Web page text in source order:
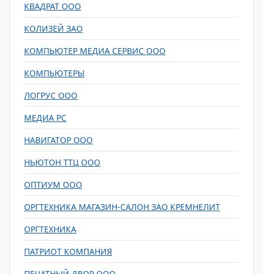
КВАДРАТ ООО
КОЛИЗЕЙ ЗАО
КОМПЬЮТЕР МЕДИА СЕРВИС ООО
КОМПЬЮТЕРЫ
ЛОГРУС ООО
МЕДИА РС
НАВИГАТОР ООО
НЬЮТОН ТТЦ ООО
ОПТИУМ ООО
ОРГТЕХНИКА МАГАЗИН-САЛОН ЗАО КРЕМНЕЛИТ
ОРГТЕХНИКА
ПАТРИОТ КОМПАНИЯ